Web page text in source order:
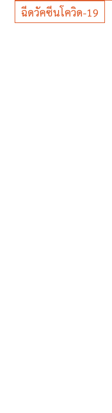
ฉีดวัคซีนโควิด-19